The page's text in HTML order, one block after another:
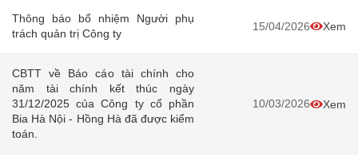
Thông báo bổ nhiệm Người phụ
trách quản trị Công ty
15/04/2026 Xem
CBTT về Báo cáo tài chính cho
năm tài chính kết thúc ngày
31/12/2025 của Công ty cổ phần
Bia Hà Nội - Hồng Hà đã được kiểm
toán.
10/03/2026 Xem